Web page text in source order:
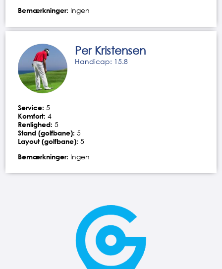
Bemærkninger: Ingen
Per Kristensen
Handicap: 15.8
Service: 5
Komfort: 4
Renlighed: 5
Stand (golfbane): 5
Layout (golfbane): 5
Bemærkninger: Ingen